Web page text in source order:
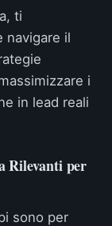
ti
navigare il
i
in lead reali
Rilevanti per
sono per